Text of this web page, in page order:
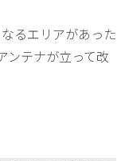
るエリアがあった
ンテナが立って改